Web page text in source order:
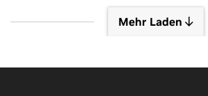
PDFs and images […]
Mehr Laden